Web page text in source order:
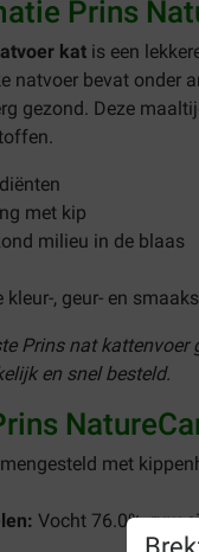
Prins
kat is een
natvoer bevat onder
gezond. Deze
met kip
milieu in de blaas
, geur- en
Prins nat
en snel besteld.
met
Vocht 76.0%, ruw